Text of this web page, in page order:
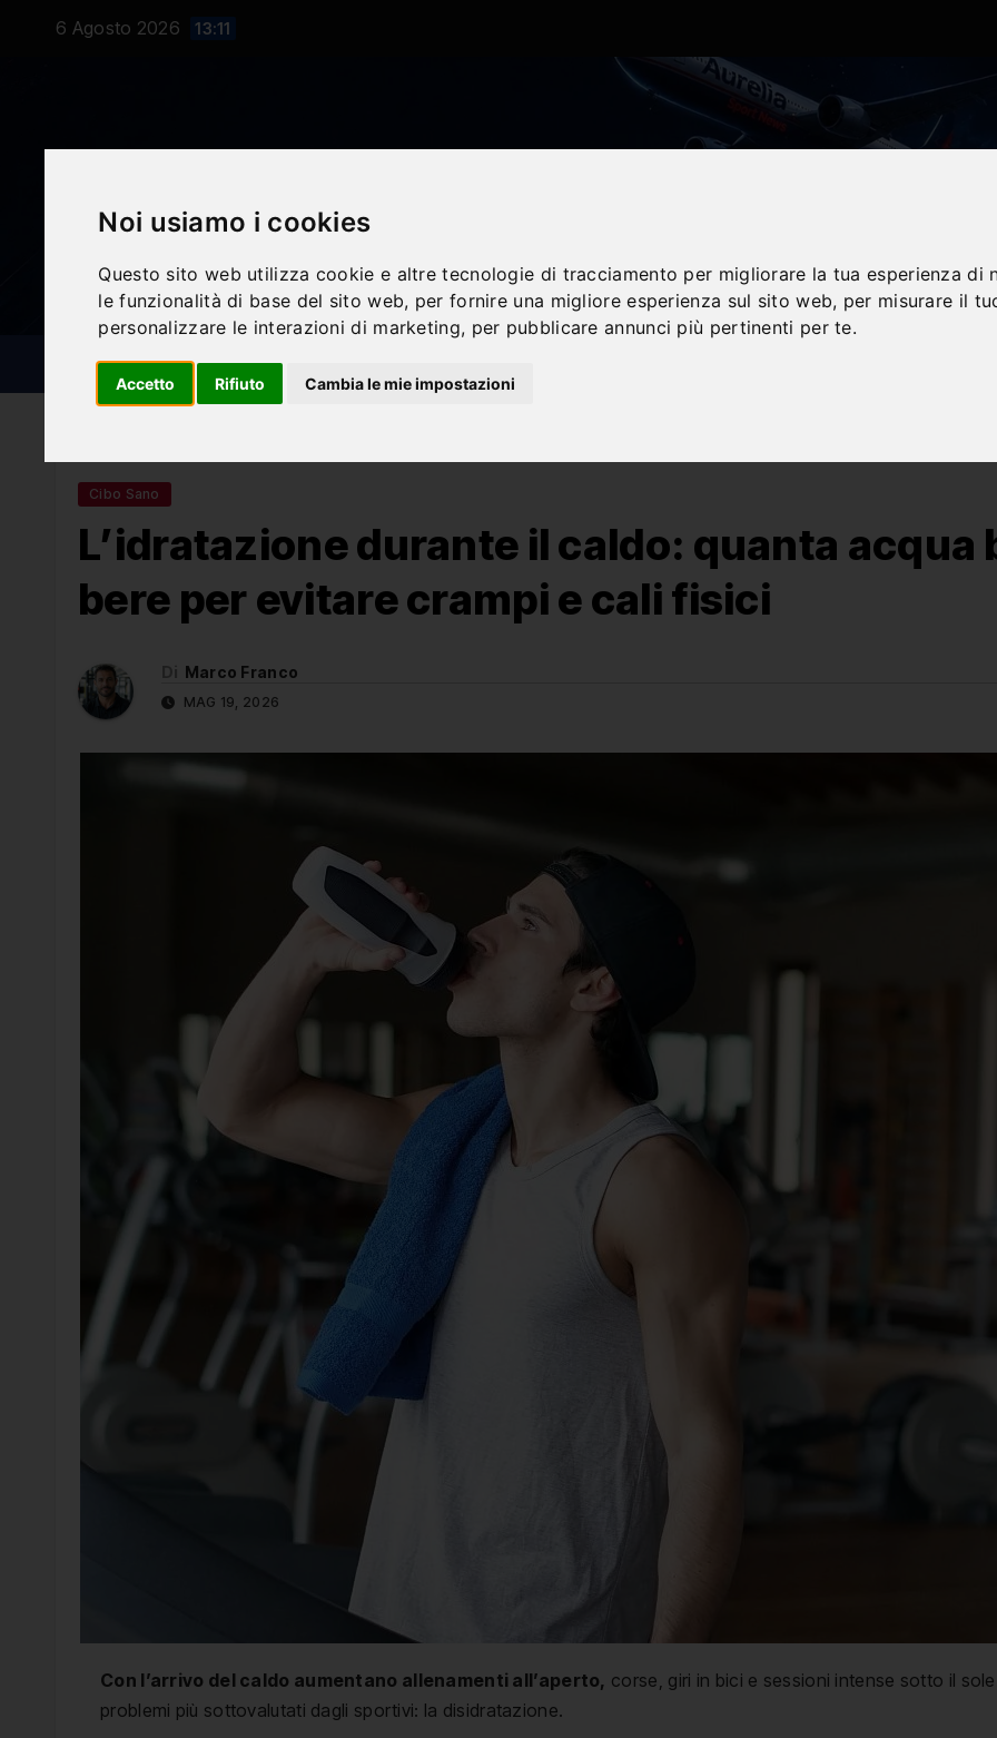
Noi usiamo i cookies
Questo sito web utilizza cookie e altre tecnologie di tracciamento per migliorare la tua esperienza di
le funzionalità di base del sito web, per fornire una migliore esperienza sul sito web, per misurare il
personalizzare le interazioni di marketing, per pubblicare annunci più pertinenti per te.
Accetto Rifiuto Cambia le mie impostazioni
6 Agosto 2026 13:11
NOTIZIE SPORTIVE
Cibo Sano
L’idratazione durante il caldo: quanta acqua
bere per evitare crampi e cali fisici
Marco Franco
MAG 19, 2026
Con l’arrivo del caldo aumentano allenamenti all’aperto, corse, giri in bici e sessioni intense sotto il
problemi più sottovalutati dagli sportivi: la disidratazione.